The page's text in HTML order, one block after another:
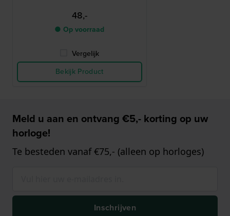
48,-
● Op voorraad
Vergelijk
Bekijk Product
Meld u aan en ontvang €5,- korting op uw
horloge!
Te besteden vanaf €75,- (alleen op horloges)
Inschrijven